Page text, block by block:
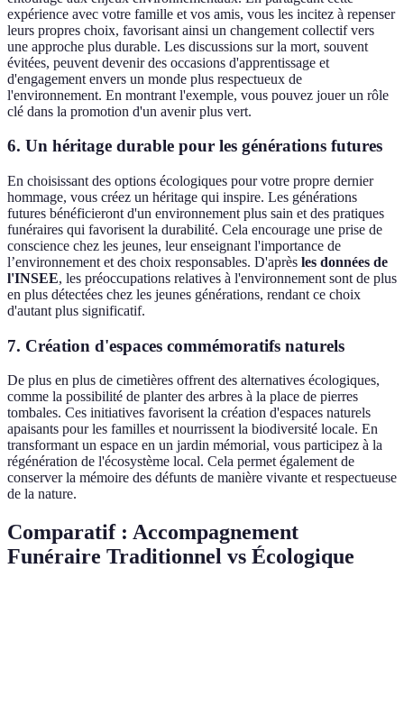
expérience avec votre famille et vos amis, vous les incitez à repenser
leurs propres choix, favorisant ainsi un changement collectif vers
une approche plus durable. Les discussions sur la mort, souvent
évitées, peuvent devenir des occasions d'apprentissage et
d'engagement envers un monde plus respectueux de
l'environnement. En montrant l'exemple, vous pouvez jouer un rôle
clé dans la promotion d'un avenir plus vert.
6. Un héritage durable pour les générations futures
En choisissant des options écologiques pour votre propre dernier
hommage, vous créez un héritage qui inspire. Les générations
futures bénéficieront d'un environnement plus sain et des pratiques
funéraires qui favorisent la durabilité. Cela encourage une prise de
conscience chez les jeunes, leur enseignant l'importance de
l’environnement et des choix responsables. D'après les données de
l'INSEE, les préoccupations relatives à l'environnement sont de plus
en plus détectées chez les jeunes générations, rendant ce choix
d'autant plus significatif.
7. Création d'espaces commémoratifs naturels
De plus en plus de cimetières offrent des alternatives écologiques,
comme la possibilité de planter des arbres à la place de pierres
tombales. Ces initiatives favorisent la création d'espaces naturels
apaisants pour les familles et nourrissent la biodiversité locale. En
transformant un espace en un jardin mémorial, vous participez à la
régénération de l'écosystème local. Cela permet également de
conserver la mémoire des défunts de manière vivante et respectueuse
de la nature.
Comparatif : Accompagnement
Funéraire Traditionnel vs Écologique